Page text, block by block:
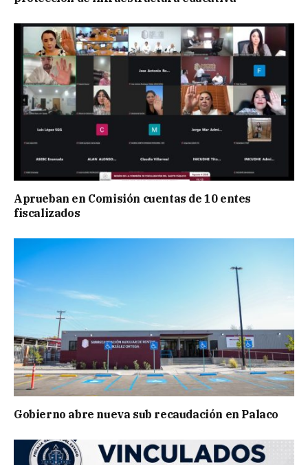
Aprueban en Comisión cuentas de 10 entes
fiscalizados
Gobierno abre nueva sub recaudación en Palaco